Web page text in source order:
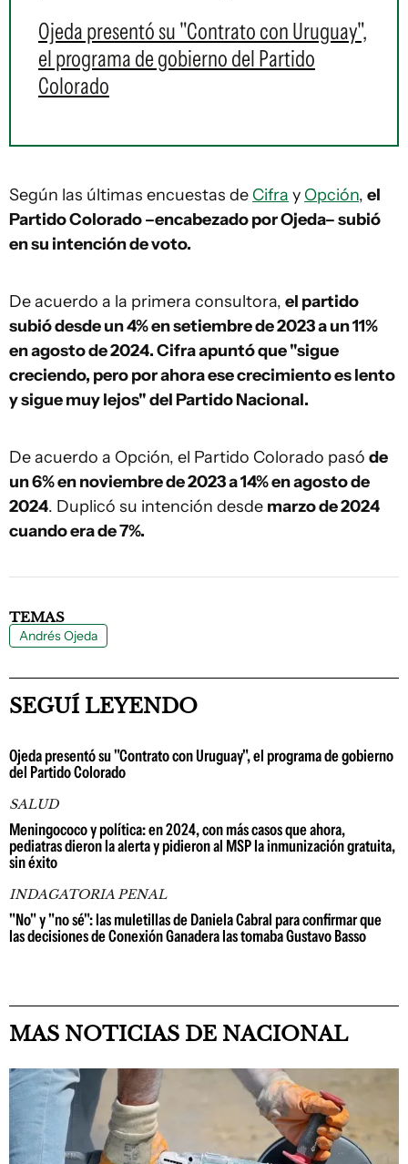
Ojeda presentó su "Contrato con Uruguay",
el programa de gobierno del Partido
Colorado
Según las últimas encuestas de Cifra y Opción, el
Partido Colorado –encabezado por Ojeda– subió
en su intención de voto.
De acuerdo a la primera consultora, el partido
subió desde un 4% en setiembre de 2023 a un 11%
en agosto de 2024. Cifra apuntó que "sigue
creciendo, pero por ahora ese crecimiento es lento
y sigue muy lejos" del Partido Nacional.
De acuerdo a Opción, el Partido Colorado pasó de
un 6% en noviembre de 2023 a 14% en agosto de
2024. Duplicó su intención desde marzo de 2024
cuando era de 7%.
TEMAS
Andrés Ojeda
SEGUÍ LEYENDO
Ojeda presentó su "Contrato con Uruguay", el programa de gobierno
del Partido Colorado
SALUD
Meningococo y política: en 2024, con más casos que ahora,
pediatras dieron la alerta y pidieron al MSP la inmunización gratuita,
sin éxito
INDAGATORIA PENAL
"No" y "no sé": las muletillas de Daniela Cabral para confirmar que
las decisiones de Conexión Ganadera las tomaba Gustavo Basso
MAS NOTICIAS DE NACIONAL